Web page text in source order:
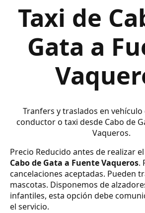
Taxi de
Gata a
Tranfers y traslados en
conductor o taxi desde Cabo de
Vaqueros.
Precio Reducido antes de realizar
Cabo de Gata a Fuente Vaqueros.
cancelaciones aceptadas. Pueden
mascotas. Disponemos de
infantiles, esta opción debe
el servicio.